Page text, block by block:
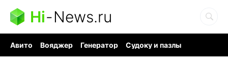
Hi-News.ru
Авито Вояджер Генератор
Судоку и пазлы